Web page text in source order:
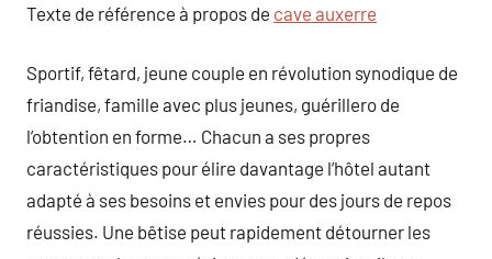
Texte de référence à propos de cave auxerre
Sportif, fêtard, jeune couple en révolution synodique de
friandise, famille avec plus jeunes, guérillero de
l’obtention en forme… Chacun a ses propres
caractéristiques pour élire davantage l’hôtel autant
adapté à ses besoins et envies pour des jours de repos
réussies. Une bêtise peut rapidement détourner les